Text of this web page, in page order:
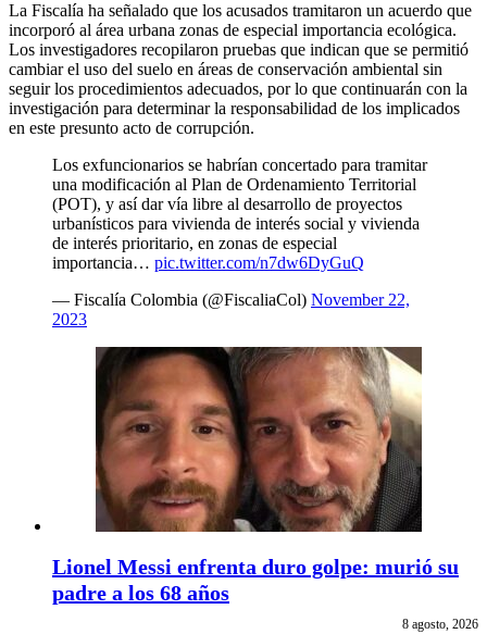
La Fiscalía ha señalado que los acusados tramitaron un acuerdo que
incorporó al área urbana zonas de especial importancia ecológica.
Los investigadores recopilaron pruebas que indican que se permitió
cambiar el uso del suelo en áreas de conservación ambiental sin
seguir los procedimientos adecuados, por lo que continuarán con la
investigación para determinar la responsabilidad de los implicados
en este presunto acto de corrupción.
Los exfuncionarios se habrían concertado para tramitar
una modificación al Plan de Ordenamiento Territorial
(POT), y así dar vía libre al desarrollo de proyectos
urbanísticos para vivienda de interés social y vivienda
de interés prioritario, en zonas de especial
importancia… pic.twitter.com/n7dw6DyGuQ
— Fiscalía Colombia (@FiscaliaCol) November 22,
2023
Lionel Messi enfrenta duro golpe: murió su
padre a los 68 años
8 agosto, 2026